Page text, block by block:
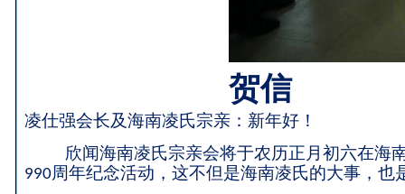
贺信
凌仕强会长及海南凌氏宗亲： 新年好！
欣闻海南凌氏宗亲会将于农历正月初六在海
990周年纪念活动，这不但是海南凌氏的大事，